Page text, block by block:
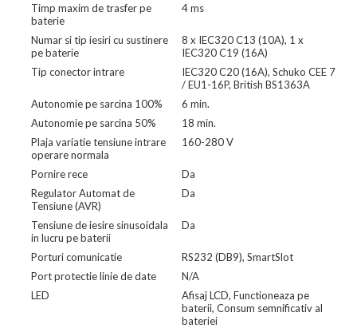
Timp maxim de trasfer pe
baterie
4 ms
Numar si tip iesiri cu sustinere
pe baterie
8 x IEC320 C13 (10A), 1 x
IEC320 C19 (16A)
Tip conector intrare
IEC320 C20 (16A), Schuko CEE 7
/ EU1-16P, British BS1363A
Autonomie pe sarcina 100%
6 min.
Autonomie pe sarcina 50%
18 min.
Plaja variatie tensiune intrare
operare normala
160-280 V
Pornire rece
Da
Regulator Automat de
Tensiune (AVR)
Da
Tensiune de iesire sinusoidala
in lucru pe baterii
Da
Porturi comunicatie
RS232 (DB9), SmartSlot
Port protectie linie de date
N/A
LED
Afisaj LCD, Functioneaza pe
baterii, Consum semnificativ al
bateriei